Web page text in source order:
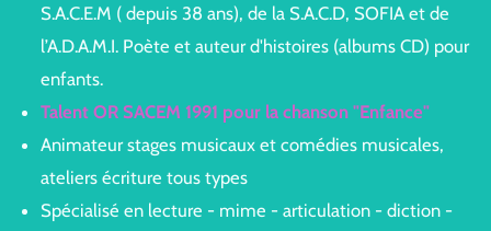
S.A.C.E.M ( depuis 38 ans), de la S.A.C.D, SOFIA et de
l’A.D.A.M.I. Poète et auteur d'histoires (albums CD) pour
enfants.
Talent OR SACEM 1991 pour la chanson "Enfance"
Animateur stages musicaux et comédies musicales,
ateliers écriture tous types
Spécialisé en lecture - mime - articulation - diction -